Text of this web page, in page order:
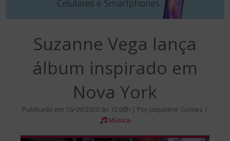
Suzanne Vega lança
álbum inspirado em
Nova York
Publicado em 16/09/2020 às 12:00h | Por Jaqueline Gomes |
Música